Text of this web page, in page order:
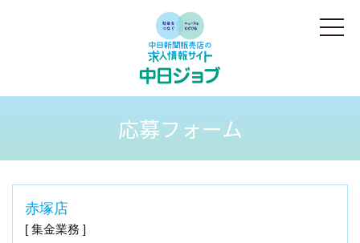
応募フォーム
赤塚店
集金業務